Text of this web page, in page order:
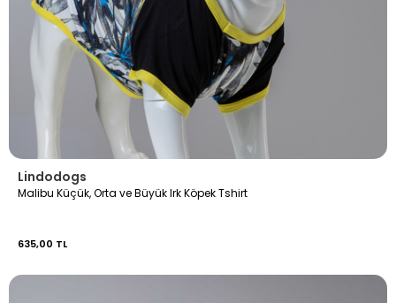
Lindodogs
Malibu Küçük, Orta ve Büyük Irk Köpek Tshirt
635,00 TL